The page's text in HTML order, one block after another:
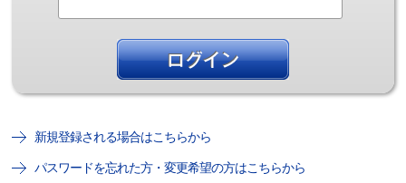
新規登録される場合はこちらから
パスワードを忘れた方・変更希望の方はこちらから